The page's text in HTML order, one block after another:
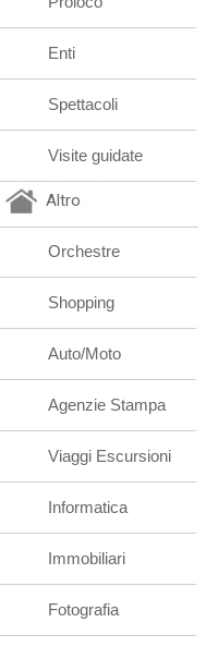
Enti
Spettacoli
Visite guidate
Altro
Orchestre
Shopping
Auto/Moto
Agenzie Stampa
Viaggi Escursioni
Informatica
Immobiliari
Fotografia